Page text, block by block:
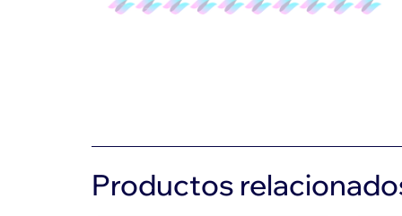
Productos